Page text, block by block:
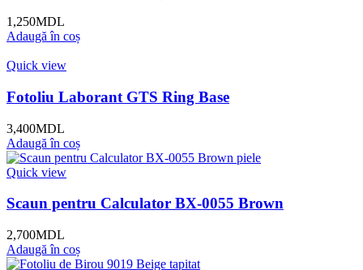
1,250MDL
Adaugă în coș
Quick view
Fotoliu Laborant GTS Ring Base
3,400MDL
Adaugă în coș
Quick view
Scaun pentru Calculator BX-0055 Brown
2,700MDL
Adaugă în coș